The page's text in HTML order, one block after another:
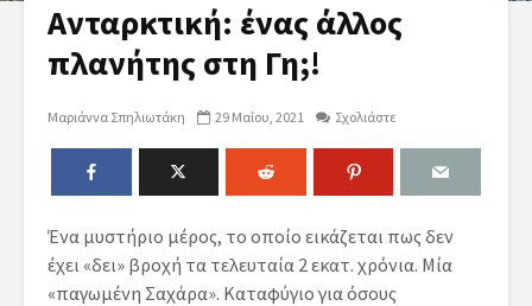
Ανταρκτική: ένας άλλος
πλανήτης στη Γη;!
Μαριάννα Σπηλιωτάκη 29 Μαΐου, 2021 Σχολιάστε
Ένα μυστήριο μέρος, το οποίο εικάζεται πως δεν
έχει «δει» βροχή τα τελευταία 2 εκατ. χρόνια. Μία
«παγωμένη Σαχάρα». Καταφύγιο για όσους